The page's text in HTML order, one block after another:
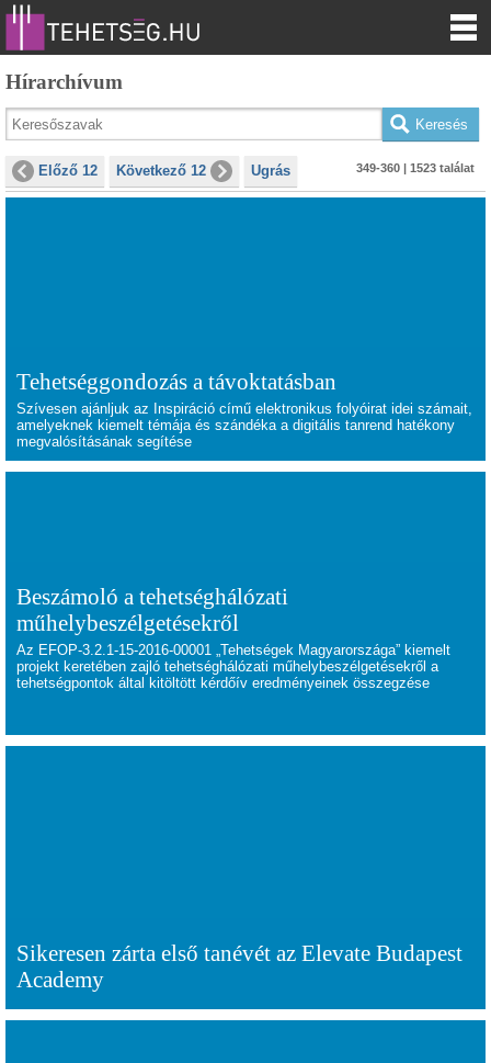
Hírarchívum
Előző 12 Következő 12 Ugrás 349-360 | 1523 találat
Tehetséggondozás a távoktatásban
Szívesen ajánljuk az Inspiráció című elektronikus folyóirat idei számait,
amelyeknek kiemelt témája és szándéka a digitális tanrend hatékony
megvalósításának segítése
Beszámoló a tehetséghálózati
műhelybeszélgetésekről
Az EFOP-3.2.1-15-2016-00001 „Tehetségek Magyarországa” kiemelt
projekt keretében zajló tehetséghálózati műhelybeszélgetésekről a
tehetségpontok által kitöltött kérdőív eredményeinek összegzése
Sikeresen zárta első tanévét az Elevate Budapest
Academy